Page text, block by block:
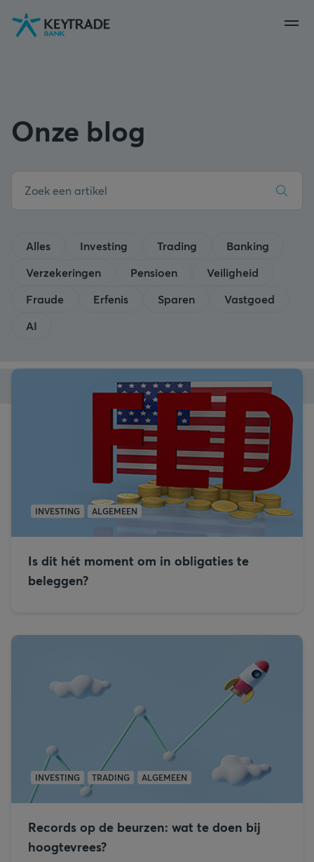
Naar
navigatie
Naar
aanmelden
Naar
inhoud
Onze blog
Alles Investing Trading
Banking
Verzekeringen
Pensioen
Veiligheid
Fraude
Erfenis Sparen
Vastgoed
AI
INVESTING ALGEMEEN
Is dit hét moment om in obligaties te
beleggen?
INVESTING TRADING ALGEMEEN
Records op de beurzen: wat te doen bij
hoogtevrees?